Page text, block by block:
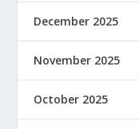
December 2025
November 2025
October 2025